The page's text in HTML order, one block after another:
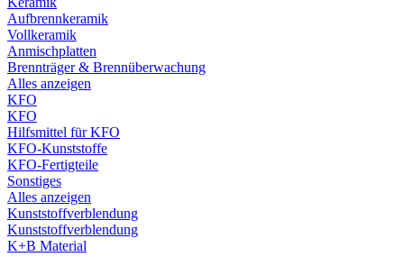
Aufbrennkeramik
Vollkeramik
Anmischplatten
Brennträger & Brennüberwachung
Alles anzeigen
KFO
KFO
Hilfsmittel für KFO
KFO-Kunststoffe
KFO-Fertigteile
Sonstiges
Alles anzeigen
Kunststoffverblendung
Kunststoffverblendung
K+B Material